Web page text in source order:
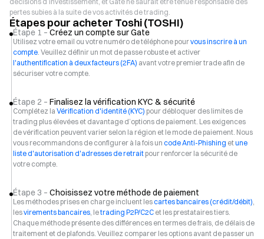
pertes subies à la suite de vos activités de trading.
Étapes pour acheter Toshi (TOSHI)
Étape 1 – Créez un compte sur Gate
Utilisez votre email ou votre numéro de téléphone pourvous inscrire à un
compte. Veuillez définir un mot de passe robuste et activer
l'authentification à deux facteurs (2FA) avant votre premier trade afin de
sécuriser votre compte.
Étape 2 – Finalisez la vérification KYC & sécurité
Complétez la Vérification d'identité (KYC) pour débloquer des limites de
trading plus élevées et davantage d’options de paiement. Les exigences
de vérification peuvent varier selon la région et le mode de paiement. Nous
vous recommandons de configurer à la fois un code Anti-Phishing etune
liste d'autorisation d'adresses de retrait pour renforcer la sécurité de
votre compte.
Étape 3 – Choisissez votre méthode de paiement
Les méthodes prises en charge incluent lescartes bancaires (crédit/débit),
lesvirements bancaires, letrading P2P/C2C et les prestataires tiers.
Chaque méthode présente des différences en termes de frais, de délais de
traitement et de plafonds. Veuillez comparer les options avant de passer un